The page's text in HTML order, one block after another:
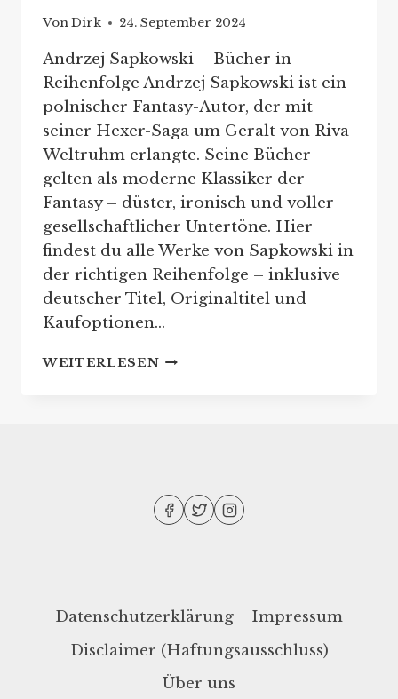
VonDirk 24. September 2024
Andrzej Sapkowski – Bücher in
Reihenfolge Andrzej Sapkowski ist ein
polnischer Fantasy-Autor, der mit
seiner Hexer-Saga um Geralt von Riva
Weltruhm erlangte. Seine Bücher
gelten als moderne Klassiker der
Fantasy – düster, ironisch und voller
gesellschaftlicher Untertöne. Hier
findest du alle Werke von Sapkowski in
der richtigen Reihenfolge – inklusive
deutscher Titel, Originaltitel und
Kaufoptionen…
WEITERLESENANDRZEJ
Datenschutzerklärung
Impressum
Disclaimer (Haftungsausschluss)
Über uns